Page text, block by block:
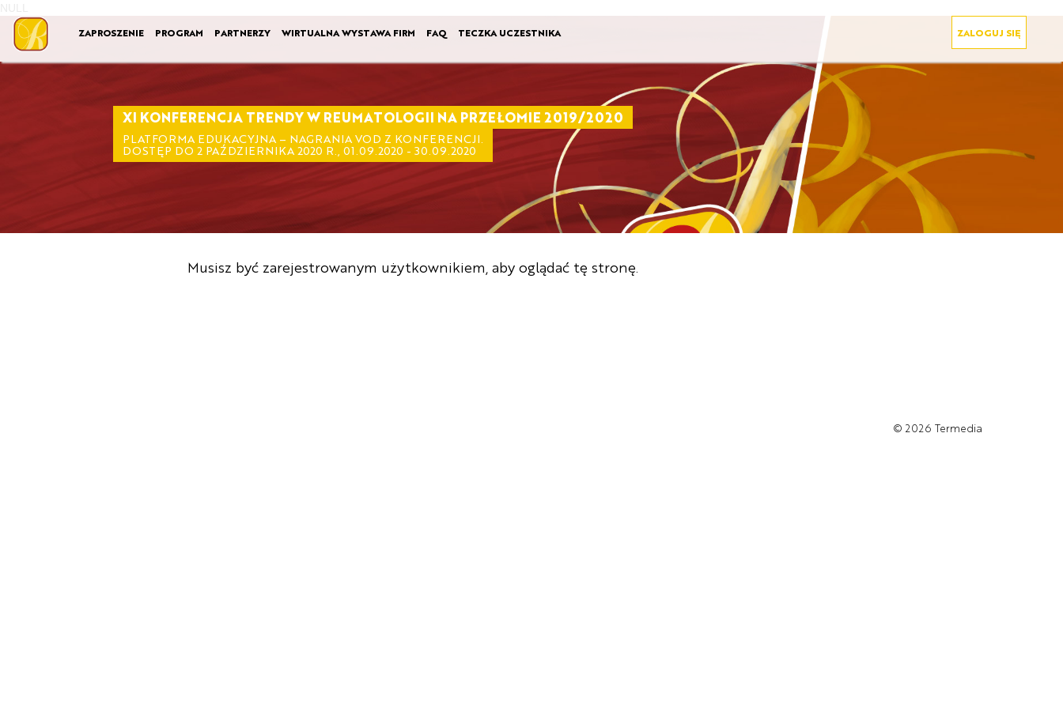
ZAPROSZENIE
PROGRAM PARTNERZY WIRTUALNA WYSTAWA FIRM FAQ TECZKA UCZESTNIKA ZALOGUJ SIĘ
XI KONFERENCJA TRENDY W REUMATOLOGII NA PRZEŁOMIE 2019/2020
PLATFORMA EDUKACYJNA – NAGRANIA VOD Z KONFERENCJI.
DOSTĘP DO 2 PAŹDZIERNIKA 2020 R., 01.09.2020 - 30.09.2020
Musisz być zarejestrowanym użytkownikiem, aby oglądać tę stronę.
© 2026 Termedia